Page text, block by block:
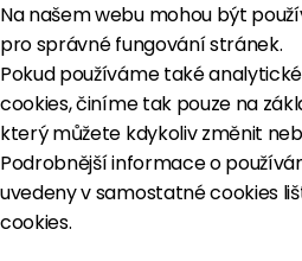
Na našem webu mohou být
pro správné fungování stránek.
Pokud používáme také
cookies, činíme tak pouze na
který můžete kdykoliv změnit
Podrobnější informace o
uvedeny v samostatné cookies
cookies.